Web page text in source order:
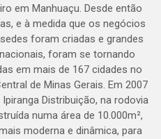
em Manhuaçu. Desde então
e à medida que os negócios
foram criadas e grandes
foram se tornando
em mais de 167 cidades no
de Minas Gerais. Em 2007
Distribuição, na rodovia
numa área de 10.000m²,
moderna e dinâmica, para